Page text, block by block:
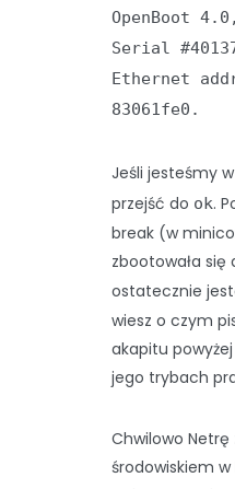
OpenBoot
Serial
Ethernet
83061fe0.
Jeśli jesteśmy w
przejść do ok.
break (w
zbootowała
ostatecznie
wiesz o czym
akapitu
jego trybach
Chwilowo
środowiskiem